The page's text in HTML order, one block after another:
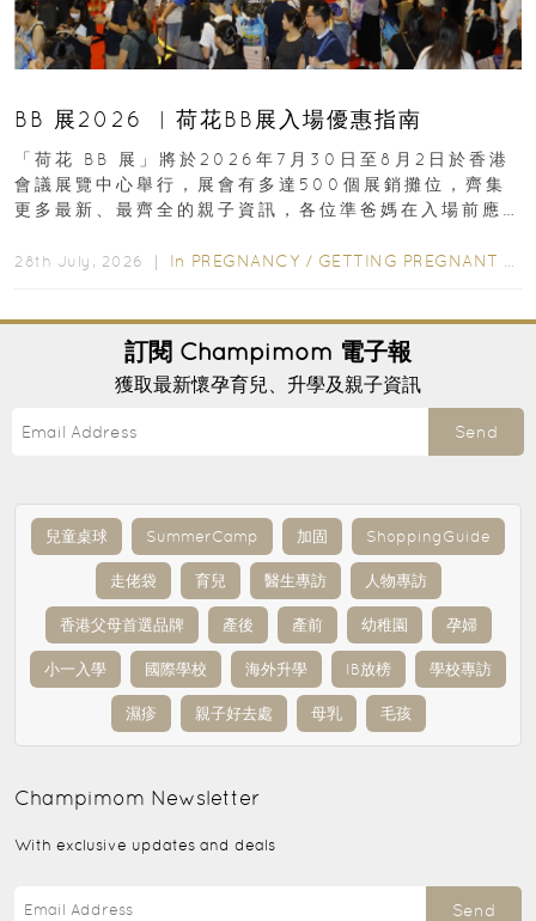
BB 展2026 ︳荷花BB展入場優惠指南
「荷花 BB 展」將於2026年7月30日至8月2日於香港
會議展覽中心舉行，展會有多達500個展銷攤位，齊集
更多最新、最齊全的親子資訊，各位準爸媽在入場前應
28th July, 2026 ｜ In PREGNANCY / GETTING PREGNANT
訂閱 Champimom 電子報
獲取最新懷孕育兒、升學及親子資訊
Send
兒童桌球 SummerCamp 加固 ShoppingGuide
走佬袋 育兒 醫生專訪 人物專訪
香港父母首選品牌 產後 產前 幼稚園 孕婦
小一入學 國際學校 海外升學 IB放榜 學校專訪
濕疹 親子好去處 母乳 毛孩
Champimom Newsletter
With exclusive updates and deals
Send